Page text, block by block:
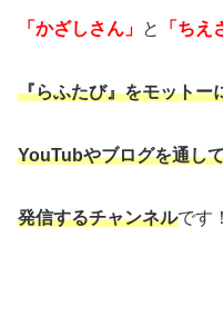
「かざしさん」 と 「ちえ
『らふたび』をモットー
YouTubやブログを通し
発信するチャンネルです！